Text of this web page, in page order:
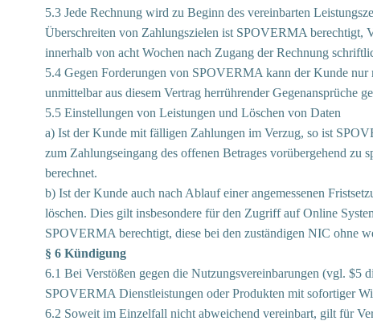
5.3 Jede Rechnung wird zu Beginn des vereinbarten
Überschreiten von Zahlungszielen ist SPOVERMA berechtigt,
innerhalb von acht Wochen nach Zugang der Rechnung
5.4 Gegen Forderungen von SPOVERMA kann der Kunde nur
unmittelbar aus diesem Vertrag herrührender Gegenansprüche
5.5 Einstellungen von Leistungen und Löschen von Daten
a) Ist der Kunde mit fälligen Zahlungen im Verzug, so ist
zum Zahlungseingang des offenen Betrages vorübergehend
berechnet.
b) Ist der Kunde auch nach Ablauf einer angemessenen
löschen. Dies gilt insbesondere für den Zugriff auf Online
SPOVERMA berechtigt, diese bei den zuständigen NIC ohne
§ 6 Kündigung
6.1 Bei Verstößen gegen die Nutzungsvereinbarungen (vgl.
SPOVERMA Dienstleistungen oder Produkten mit sofortiger
6.2 Soweit im Einzelfall nicht abweichend vereinbart, gilt für